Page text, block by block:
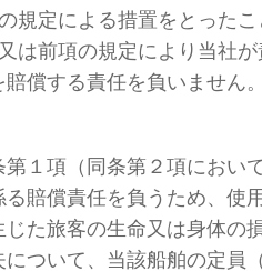
規定による措置をとった
は前項の規定により当社
賠償する責任を負いません
第１項（同条第２項におい
る賠償責任を負うため、使
じた旅客の生命又は身体の
について、当該船舶の定員